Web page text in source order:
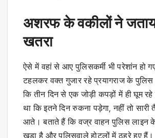
अशरफ के वकीलों ने
खतरा
ऐसे में वहां से आए पुलिसकर्मी भी परेशांन हो
टहलकर वक्त गुजार रहे प्रयागराज के पुलिस
कि तीन दिन से एक जोड़ी कपड़ों में ही घूम रहे
था कि इतने दिन रुकना पड़ेगा, नहीं तो सारी
आते। बताते हैं कि वज्र वाहन पुलिस लाइन
खड़ा है और पुलिसवाले होटलों में ठहरे हुए हैं।